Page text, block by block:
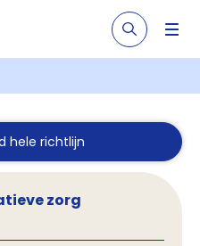
hele richtlijn
zorg